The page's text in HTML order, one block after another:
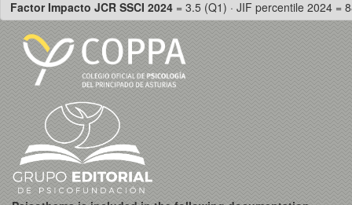
Factor Impacto JCR SSCI 2024 = 3.5 (Q1) · JIF percentile 2024 =